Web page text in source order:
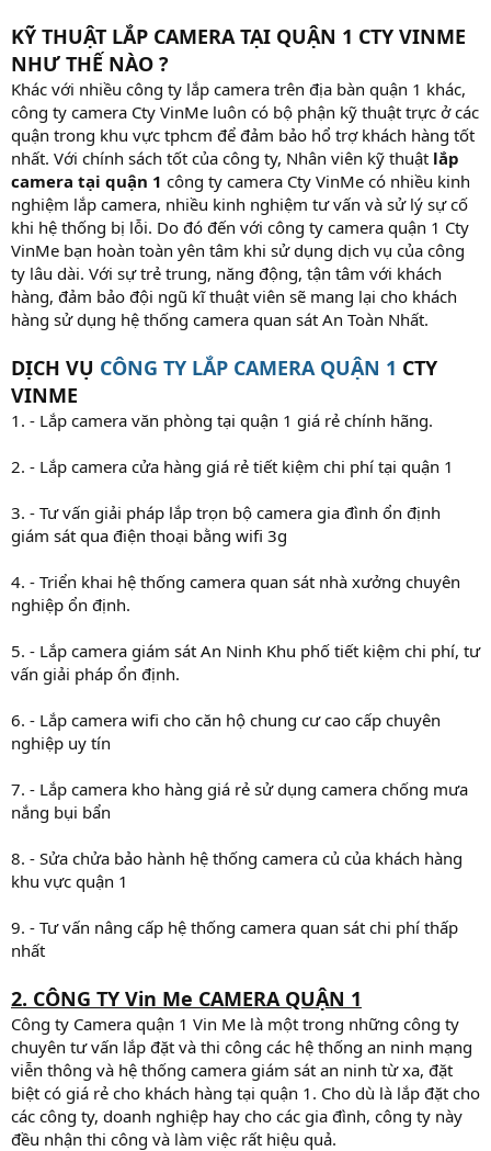
KỸ THUẬT LẮP CAMERA TẠI QUẬN 1 CTY VINME
NHƯ THẾ NÀO ?
Khác với nhiều công ty lắp camera trên địa bàn quận 1 khác,
công ty camera Cty VinMe luôn có bộ phận kỹ thuật trực ở các
quận trong khu vực tphcm để đảm bảo hổ trợ khách hàng tốt
nhất. Với chính sách tốt của công ty, Nhân viên kỹ thuật lắp
camera tại quận 1 công ty camera Cty VinMe có nhiều kinh
nghiệm lắp camera, nhiều kinh nghiệm tư vấn và sử lý sự cố
khi hệ thống bị lỗi. Do đó đến với công ty camera quận 1 Cty
VinMe bạn hoàn toàn yên tâm khi sử dụng dịch vụ của công
ty lâu dài. Với sự trẻ trung, năng động, tận tâm với khách
hàng, đảm bảo đội ngũ kĩ thuật viên sẽ mang lại cho khách
hàng sử dụng hệ thống camera quan sát An Toàn Nhất.
DỊCH VỤ CÔNG TY LẮP CAMERA QUẬN 1 CTY
VINME
1. - Lắp camera văn phòng tại quận 1 giá rẻ chính hãng.
2. - Lắp camera cửa hàng giá rẻ tiết kiệm chi phí tại quận 1
3. - Tư vấn giải pháp lắp trọn bộ camera gia đình ổn định
giám sát qua điện thoại bằng wifi 3g
4. - Triển khai hệ thống camera quan sát nhà xưởng chuyên
nghiệp ổn định.
5. - Lắp camera giám sát An Ninh Khu phố tiết kiệm chi phí, tư
vấn giải pháp ổn định.
6. - Lắp camera wifi cho căn hộ chung cư cao cấp chuyên
nghiệp uy tín
7. - Lắp camera kho hàng giá rẻ sử dụng camera chống mưa
nắng bụi bẩn
8. - Sửa chửa bảo hành hệ thống camera củ của khách hàng
khu vực quận 1
9. - Tư vấn nâng cấp hệ thống camera quan sát chi phí thấp
nhất
2. CÔNG TY Vin Me CAMERA QUẬN 1
Công ty Camera quận 1 Vin Me là một trong những công ty
chuyên tư vấn lắp đặt và thi công các hệ thống an ninh mạng
viễn thông và hệ thống camera giám sát an ninh từ xa, đặt
biệt có giá rẻ cho khách hàng tại quận 1. Cho dù là lắp đặt cho
các công ty, doanh nghiệp hay cho các gia đình, công ty này
đều nhận thi công và làm việc rất hiệu quả.